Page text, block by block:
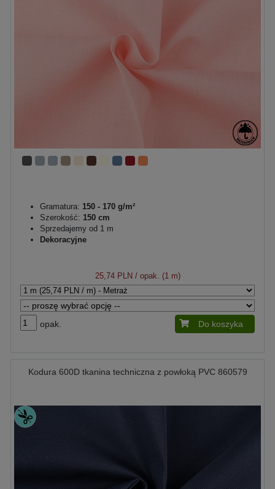
Gramatura: 150 - 170 g/m²
Szerokość: 150 cm
Sprzedajemy od 1 m
Dekoracyjne
25,74 PLN/ opak. (1 m)
opak. Do koszyka
Kodura 600D tkanina techniczna z powłoką PVC 860579